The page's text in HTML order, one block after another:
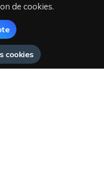
de cookies.
cookies